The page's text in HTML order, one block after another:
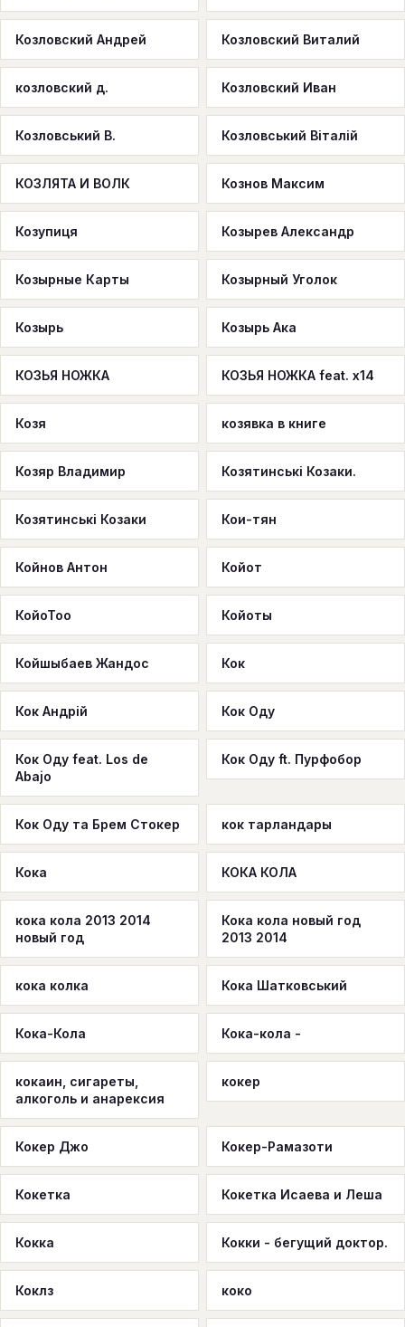
Козловский Андрей Козловский Виталий
козловский д. Козловский Иван
Козловський В. Козловський Віталій
КОЗЛЯТА И ВОЛК Кознов Максим
Козупиця Козырев Александр
Козырные Карты Козырный Уголок
Козырь Козырь Ака
КОЗЬЯ НОЖКА КОЗЬЯ НОЖКА feat. x14
Козя козявка в книге
Козяр Владимир Козятинські Козаки.
Козятинські Козаки Кои-тян
Койнов Антон Койот
КойоТоо Койоты
Койшыбаев Жандос Кок
Кок Андрій Кок Оду
Кок Оду feat. Los de
Abajo
Кок Оду ft. Пурфобор
Кок Оду та Брем Стокер кок тарландары
Кока КОКА КОЛА
кока кола 2013 2014
новый год
Кока кола новый год
2013 2014
кока колка Кока Шатковський
Кока-Кола Кока-кола -
кокаин, сигареты,
алкоголь и анарексия
кокер
Кокер Джо Кокер-Рамазоти
Кокетка Кокетка Исаева и Леша
Кокка Кокки - бегущий доктор.
Коклз коко